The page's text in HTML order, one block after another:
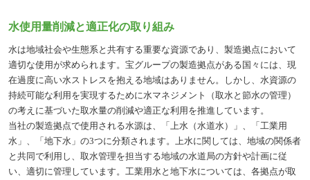
水使用量削減と適正化の取り組み
水は地域社会や生態系と共有する重要な資源であり、製造拠点において
適切な使用が求められます。宝グループの製造拠点がある国々には、現
在過度に高い水ストレスを抱える地域はありません。しかし、水資源の
持続可能な利用を実現するために水マネジメント（取水と節水の管理）
の考えに基づいた取水量の削減や適正な利用を推進しています。
当社の製造拠点で使用される水源は、「上水（水道水）」、「工業用
水」、「地下水」の3つに分類されます。上水に関しては、地域の関係者
と共同で利用し、取水管理を担当する地域の水道局の方針や計画に従
い、適切に管理しています。工業用水と地下水については、各拠点が取